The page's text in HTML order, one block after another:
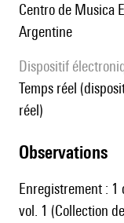
Centro de Musica Experimental (CME), Univ. Cordoba,
Argentine
Dispositif
temps réel (dispositif de feedback acoustique en temps
réel)
observations
Enregistrement : 1
vol. 1 (Collection